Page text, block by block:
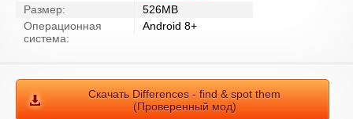
Размер:
526MB
Операционная
система:
Android 8+
Скачать Differences - find & spot them
(Проверенный мод)